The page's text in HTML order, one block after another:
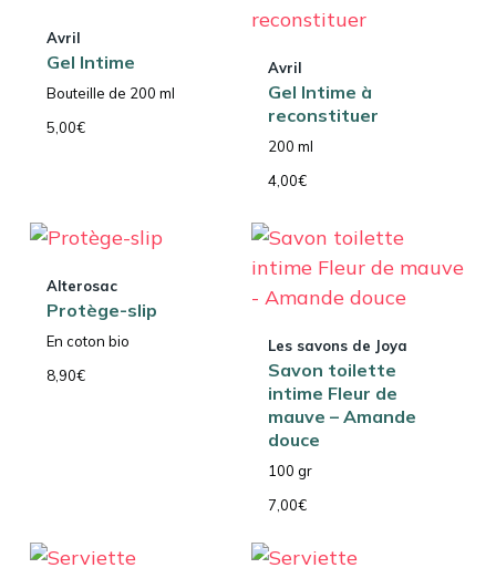
Avril
Gel Intime
Bouteille de 200 ml
5,00€
Avril
Gel Intime à
reconstituer
200 ml
4,00€
Alterosac
Protège-slip
En coton bio
8,90€
Les savons de Joya
Savon toilette
intime Fleur de
mauve – Amande
douce
100 gr
7,00€